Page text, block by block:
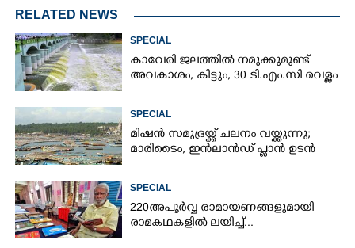
RELATED NEWS
SPECIAL
കാവേരി ജലത്തിൽ നമുക്കുമുണ്ട്
അവകാശം, കിട്ടും, 30 ടി.എം.സി വെള്ളം
SPECIAL
മിഷൻ സമുദ്ര‌യ്ക്ക് ചലനം വയ്ക്കുന്നു;
മാരിടൈം, ഇൻലാൻഡ് പ്ലാൻ ഉടൻ
SPECIAL
220 അപൂർവ്വ രാമായണങ്ങളുമായി
രാമകഥകളിൽ ലയിച്ച്...